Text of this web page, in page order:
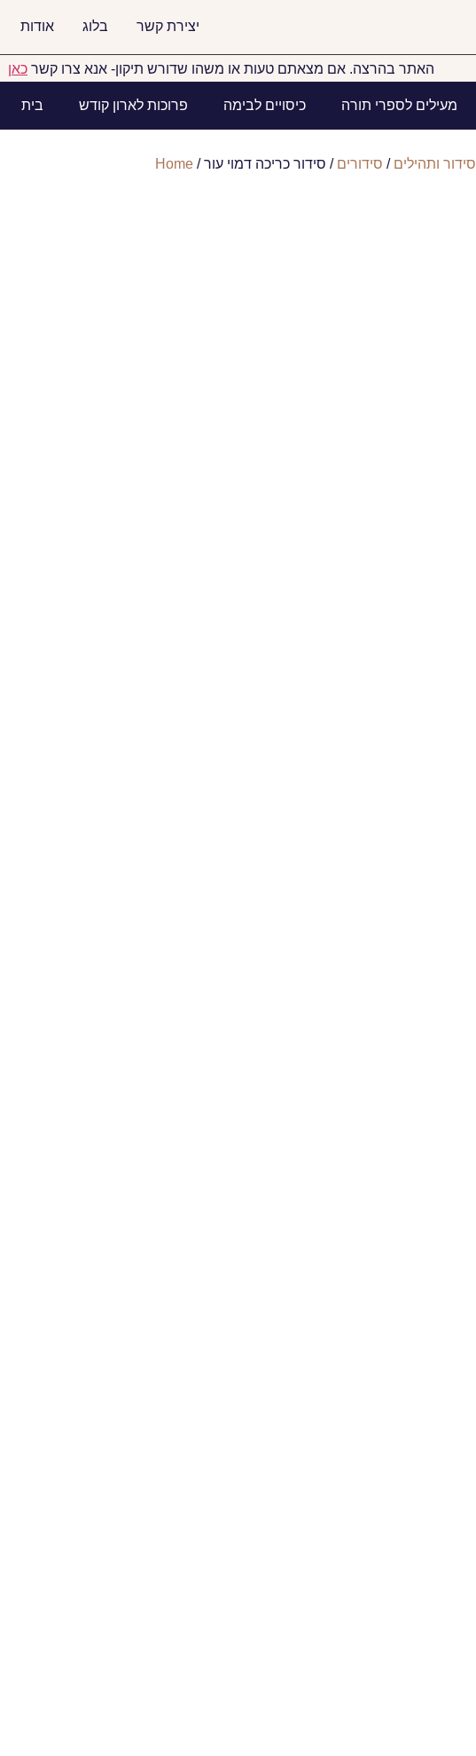
אודות בלוג יצירת קשר
האתר בהרצה. אם מצאתם טעות או משהו שדורש תיקון- אנא צרו קשר כאן
בית פרוכות לארון קודש כיסויים לבימה מעילים לספרי תורה
Home/ סידור ותהילים / סידורים / סידור כריכה דמוי עור